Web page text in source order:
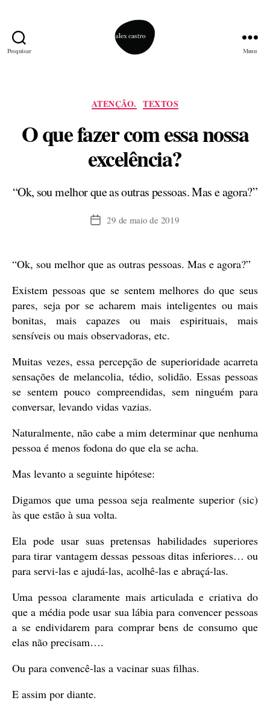
Pesquisar Menu
Categorias
ATENÇÃO. TEXTOS
O que fazer com essa nossa
excelência?
“Ok, sou melhor que as outras pessoas. Mas e agora?”
Data29 de maio de 2019
“Ok, sou melhor que as outras pessoas. Mas e agora?”
Existem pessoas que se sentem melhores do que seus
pares, seja por se acharem mais inteligentes ou mais
bonitas, mais capazes ou mais espirituais, mais
sensíveis ou mais observadoras, etc.
Muitas vezes, essa percepção de superioridade acarreta
sensações de melancolia, tédio, solidão. Essas pessoas
se sentem pouco compreendidas, sem ninguém para
conversar, levando vidas vazias.
Naturalmente, não cabe a mim determinar que nenhuma
pessoa é menos fodona do que ela se acha.
Mas levanto a seguinte hipótese:
Digamos que uma pessoa seja realmente superior (sic)
às que estão à sua volta.
Ela pode usar suas pretensas habilidades superiores
para tirar vantagem dessas pessoas ditas inferiores… ou
para servi-las e ajudá-las, acolhê-las e abraçá-las.
Uma pessoa claramente mais articulada e criativa do
que a média pode usar sua lábia para convencer pessoas
a se endividarem para comprar bens de consumo que
elas não precisam….
Ou para convencê-las a vacinar suas filhas.
E assim por diante.